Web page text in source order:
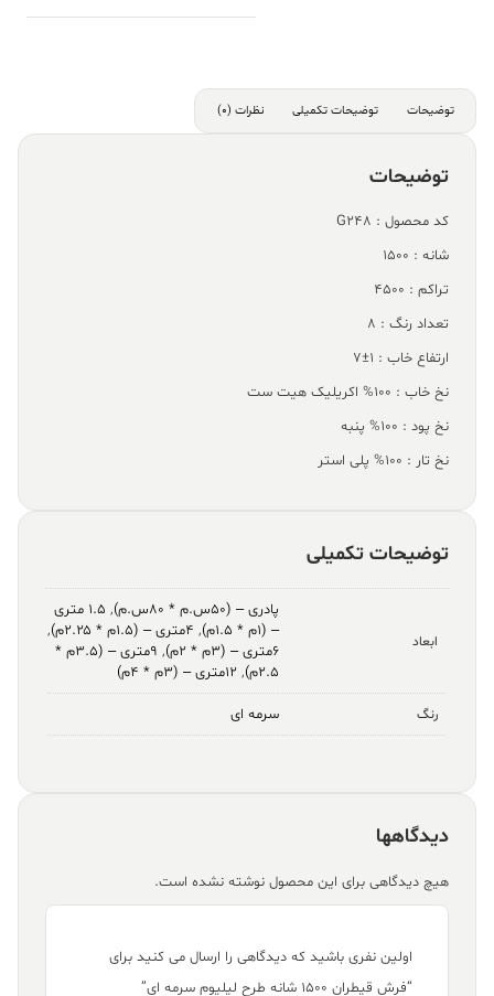
توضیحات توضیحات تکمیلی نظرات (0)
توضیحات
کد محصول : G248
شانه : 1500
تراکم : 4500
تعداد رنگ : 8
ارتفاع خاب : 1±7
نخ خاب : 100% اکریلیک هیت ست
نخ پود : 100% پنبه
نخ تار : 100% پلی استر
توضیحات تکمیلی
ابعاد
پادری – (۵۰س.م * ۸۰س.م) ,
۱.۵ متری
– (۱م * ۱.۵م)
, ۴متری – (۱.۵م * ۲.۲۵م)
,
۶متری – (۳م * ۲م)
,
۹متری – (۳.۵م *
۲.۵م)
, ۱۲متری – (۳م * ۴م)
رنگ سرمه ای
دیدگاهها
هیچ دیدگاهی برای این محصول نوشته نشده است.
اولین نفری باشید که دیدگاهی را ارسال می کنید برای
“فرش قیطران ۱۵۰۰ شانه طرح لیلیوم سرمه ای”